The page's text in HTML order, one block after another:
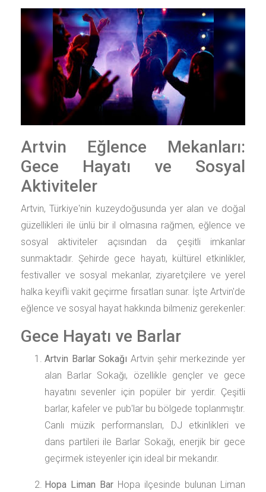
Artvin Eğlence Mekanları:
Gece Hayatı ve Sosyal
Aktiviteler
Artvin, Türkiye'nin kuzeydoğusunda yer alan ve doğal
güzellikleri ile ünlü bir il olmasına rağmen, eğlence ve
sosyal aktiviteler açısından da çeşitli imkanlar
sunmaktadır. Şehirde gece hayatı, kültürel etkinlikler,
festivaller ve sosyal mekanlar, ziyaretçilere ve yerel
halka keyifli vakit geçirme fırsatları sunar. İşte Artvin'de
eğlence ve sosyal hayat hakkında bilmeniz gerekenler:
Gece Hayatı ve Barlar
Artvin Barlar Sokağı Artvin şehir merkezinde yer
alan Barlar Sokağı, özellikle gençler ve gece
hayatını sevenler için popüler bir yerdir. Çeşitli
barlar, kafeler ve pub'lar bu bölgede toplanmıştır.
Canlı müzik performansları, DJ etkinlikleri ve
dans partileri ile Barlar Sokağı, enerjik bir gece
geçirmek isteyenler için ideal bir mekandır.
Hopa Liman Bar Hopa ilçesinde bulunan Liman